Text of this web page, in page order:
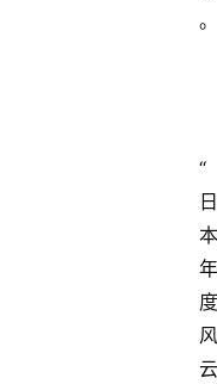
。
“
日
本
年
度
风
云